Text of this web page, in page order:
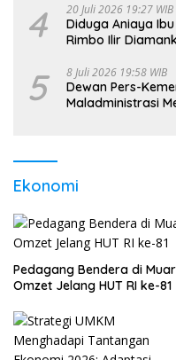
4 20 Juli 2026 19:27 WIB
Diduga Aniaya
Rimbo Ilir
5 8 Juli 2026 19:58 WIB
Dewan Pers-
Maladministrasi
Ekonomi
Pedagang Bendera di
Omzet Jelang HUT RI ke-81